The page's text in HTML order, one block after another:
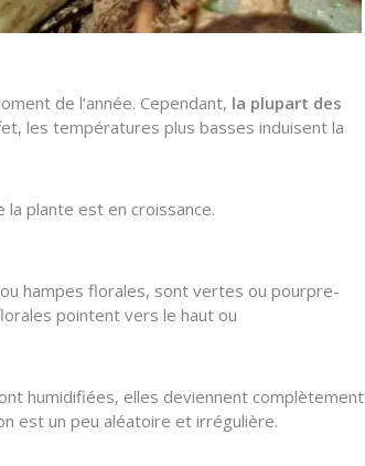
de l’année. Cependant, la plupart des
les températures plus basses induisent la
la plante est en croissance.
hampes florales, sont vertes ou pourpre-
pointent vers le haut ou
humidifiées, elles deviennent complètement
est un peu aléatoire et irrégulière.